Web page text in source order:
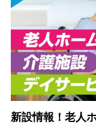
新設情報！老人